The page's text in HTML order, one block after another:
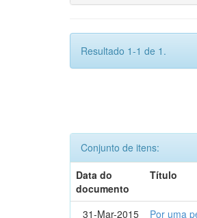
Resultado 1-1 de 1.
Conjunto de itens:
Data do
documento
Título
31-Mar-2015 Por uma